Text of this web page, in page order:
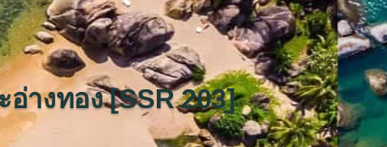
างทอง [SSR 203]